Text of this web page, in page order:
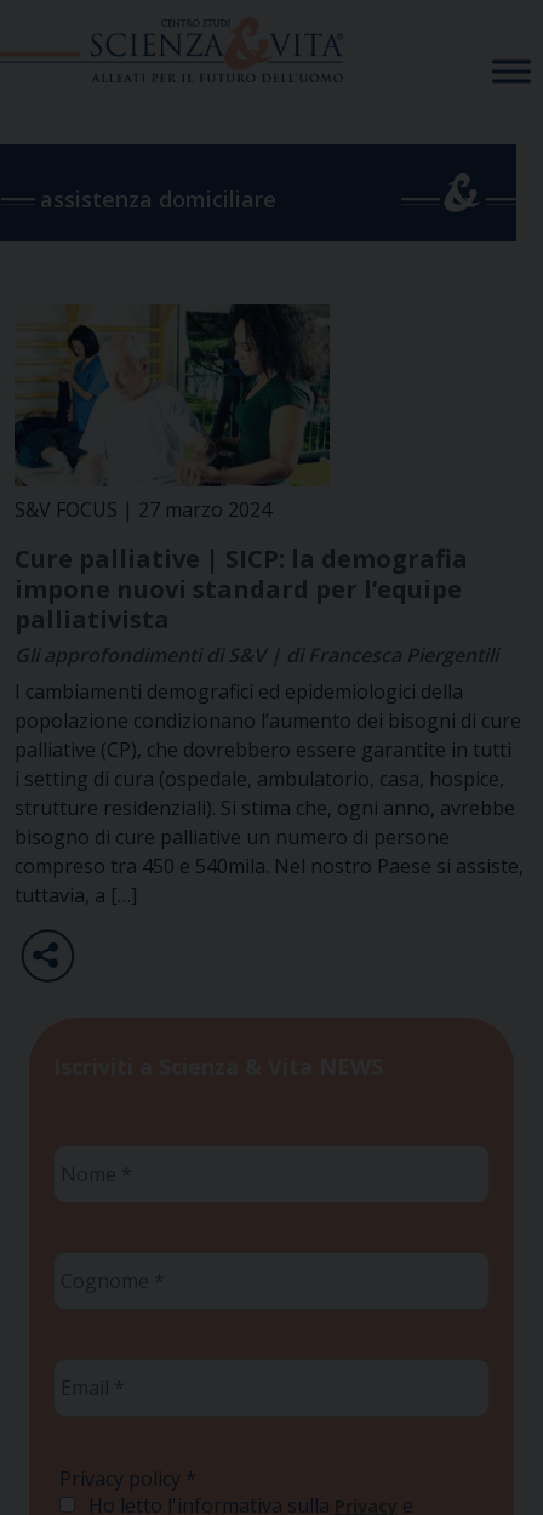
assistenza domiciliare
S&V FOCUS | 27 marzo 2024
Cure palliative | SICP: la demografia
impone nuovi standard per l’equipe
palliativista
Gli approfondimenti di S&V | di Francesca Piergentili
I cambiamenti demografici ed epidemiologici della
popolazione condizionano l’aumento dei bisogni di cure
palliative (CP), che dovrebbero essere garantite in tutti
i setting di cura (ospedale, ambulatorio, casa, hospice,
strutture residenziali). Si stima che, ogni anno, avrebbe
bisogno di cure palliative un numero di persone
compreso tra 450 e 540mila. Nel nostro Paese si assiste,
tuttavia, a […]
Privacy policy *
Ho letto l'informativa sulla Privacy e